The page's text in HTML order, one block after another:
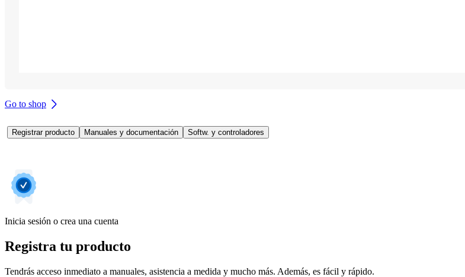
Go to shop
Registrar producto Manuales y documentación Softw. y controladores
Inicia sesión o crea una cuenta
Registra tu producto
Tendrás acceso inmediato a manuales, asistencia a medida y mucho más. Además, es fácil y rápido.